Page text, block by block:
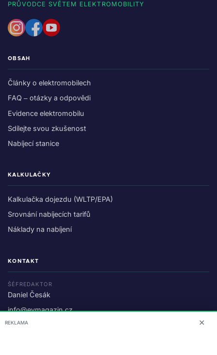
PRŮVODCE SVĚTEM ELEKTROMOBILITY
OBSAH
Články o elektromobilech
FAQ – otázky a odpovědi
Evidence elektromobilu
Sdílejte svou zkušenost
Nabíjecí stanice
KALKULAČKY
Kalkulačka dojezdu (WLTP/EPA)
Srovnání nabíjecích tarifů
Náklady na nabíjení
KONTAKT
ŠÉFREDAKTOR
Daniel Česák
info@evmagazin.cz
O nás
REKLAMA ✕